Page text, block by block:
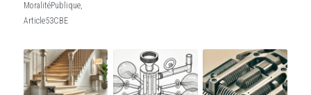
MoralitéPublique,
Article53CBE